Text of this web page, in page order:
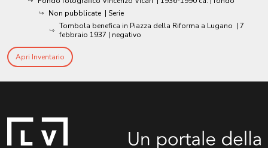
Non pubblicate | Serie
Tombola benefica in Piazza della Riforma a Lugano | 7
febbraio 1937 | negativo
Apri Inventario